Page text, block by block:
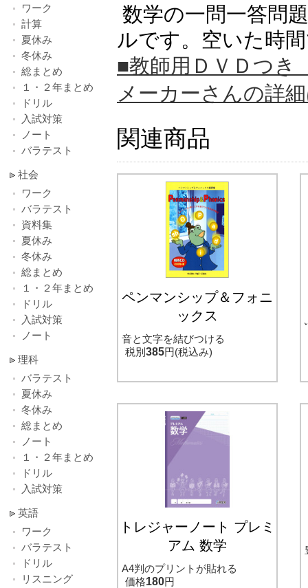
数学の一問一答問
ルです。空いた時
■教師用ＤＶＤつき
メーカーさんの詳
関連商品
ペンマンシップ＆フォニ
ックス
音と文字を結びつける
税別 385円(税込み)
トレジャーノート プレミ
アム 数学
A4判のプリントが貼れる
価格180円
ワーク
計算
夏休み
冬休み
総まとめ
１・２年まとめ
ドリル
入試対策
ノート
バラテスト
社会
ワーク
バラテスト
資料集
夏休み
冬休み
総まとめ
１・２年まとめ
ドリル
入試対策
ノート
理科
バラテスト
夏休み
冬休み
総まとめ
ノート
１・２年まとめ
ドリル
入試対策
英語
ワーク
バラテスト
ドリル
リスニング